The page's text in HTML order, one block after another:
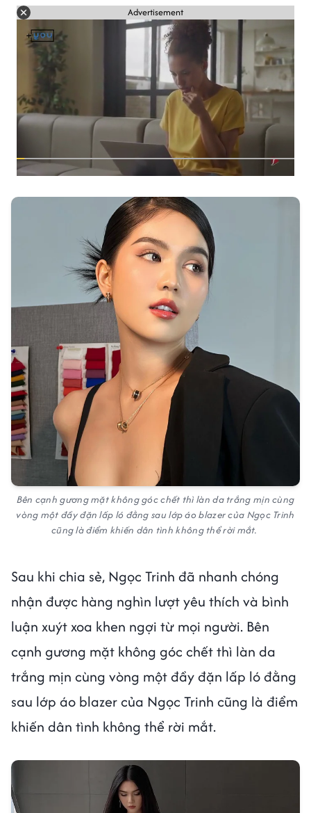
Advertisement
Bên cạnh gương mặt không góc chết thì làn da trắng mịn cùng
vòng một đầy đặn lấp ló đằng sau lớp áo blazer của Ngọc Trinh
cũng là điểm khiến dân tình không thể rời mắt.
Sau khi chia sẻ, Ngọc Trinh đã nhanh chóng
nhận được hàng nghìn lượt yêu thích và bình
luận xuýt xoa khen ngợi từ mọi người. Bên
cạnh gương mặt không góc chết thì làn da
trắng mịn cùng vòng một đầy đặn lấp ló đằng
sau lớp áo blazer của Ngọc Trinh cũng là điểm
khiến dân tình không thể rời mắt.